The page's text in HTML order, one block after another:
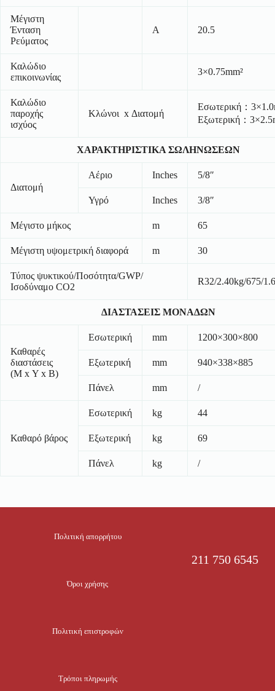
Μέγιστη
Ένταση
Ρεύματος
A 20.5
Καλώδιο
επικοινωνίας
3×0.75mm²
Καλώδιο
παροχής
ισχύος
Κλώνοι x Διατομή
Εσωτερική：
Εξωτερική：
ΧΑΡΑΚΤΗΡΙΣΤΙΚΑ ΣΩΛΗΝΩΣΕΩΝ
Διατομή
Αέριο Inches 5/8″
Υγρό Inches 3/8″
Μέγιστο μήκος m 65
Μέγιστη υψομετρική διαφορά m 30
Τύπος ψυκτικού/Ποσότητα/GWP/
Ισοδύναμο CO2
R32/2.40kg/675/
ΔΙΑΣΤΑΣΕΙΣ ΜΟΝΑΔΩΝ
Καθαρές
διαστάσεις
(Μ x Υ x Β)
Εσωτερική mm 1200×300×800
Εξωτερική mm 940×338×885
Πάνελ mm /
Καθαρό βάρος
Εσωτερική kg 44
Εξωτερική kg 69
Πάνελ kg /
Πολιτική απορρήτου
Όροι χρήσης
Πολιτική επιστροφών
Τρόποι πληρωμής
211 750 6545